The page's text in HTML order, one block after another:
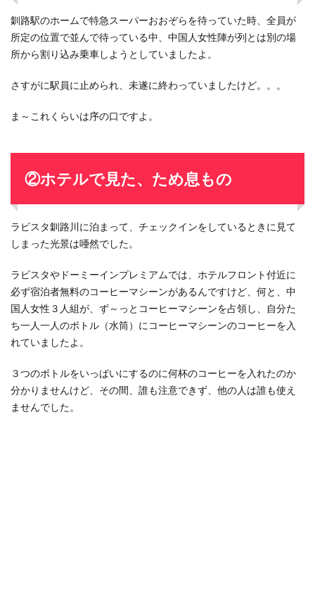
釧路駅のホームで特急スーパーおおぞらを待っていた時、全員が
所定の位置で並んで待っている中、中国人女性陣が列とは別の場
所から割り込み乗車しようとしていましたよ。
さすがに駅員に止められ、未遂に終わっていましたけど。。。
ま～これくらいは序の口ですよ。
②ホテルで見た、ため息もの
ラビスタ釧路川に泊まって、チェックインをしているときに見て
しまった光景は唖然でした。
ラビスタやドーミーインプレミアムでは、ホテルフロント付近に
必ず宿泊者無料のコーヒーマシーンがあるんですけど、何と、中
国人女性３人組が、ず～っとコーヒーマシーンを占領し、自分た
ち一人一人のボトル（水筒）にコーヒーマシーンのコーヒーを入
れていましたよ。
３つのボトルをいっぱいにするのに何杯のコーヒーを入れたのか
分かりませんけど、その間、誰も注意できず、他の人は誰も使え
ませんでした。